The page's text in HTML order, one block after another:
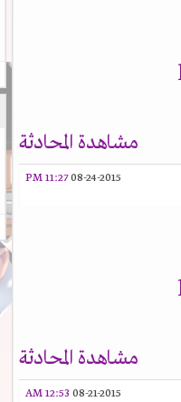
مشاهدة المحادثة
08-24-2015
11:27 PM
مشاهدة المحادثة
08-21-2015
12:53 AM